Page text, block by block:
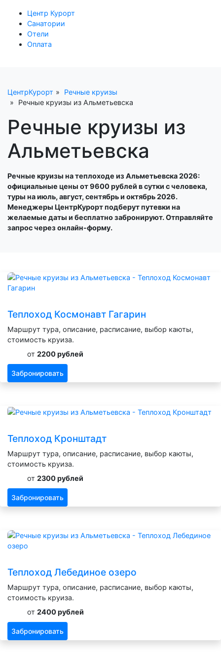
Центр Курорт
Санатории
Отели
Оплата
ЦентрКурорт
Речные круизы
Речные круизы из Альметьевска
Речные круизы из
Альметьевска
Речные круизы на теплоходе из Альметьевска 2026:
официальные цены от 9600 рублей в сутки с человека,
туры на июль, август, сентябрь и октябрь 2026.
Менеджеры ЦентрКурорт подберут путевки на
желаемые даты и бесплатно забронируют. Отправляйте
запрос через онлайн-форму.
Теплоход Космонавт Гагарин
Маршрут тура, описание, расписание, выбор каюты,
стоимость круиза.
от 2200 рублей
Забронировать
Теплоход Кронштадт
Маршрут тура, описание, расписание, выбор каюты,
стоимость круиза.
от 2300 рублей
Забронировать
Теплоход Лебединое озеро
Маршрут тура, описание, расписание, выбор каюты,
стоимость круиза.
от 2400 рублей
Забронировать